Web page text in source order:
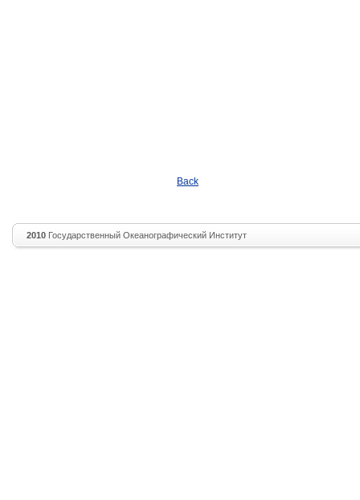
Back
2010 Государственный Океанографический Институт